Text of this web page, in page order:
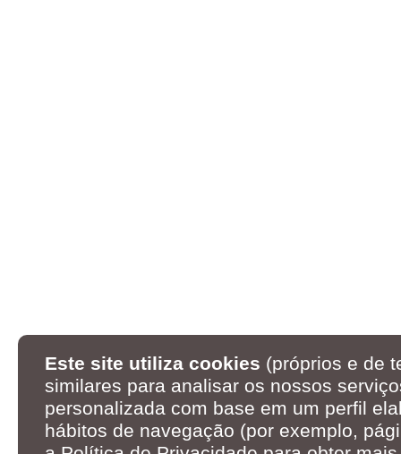
Este site utiliza cookies (próprios e de
similares para analisar os nossos
personalizada com base em um perfil
hábitos de navegação (por exemplo,